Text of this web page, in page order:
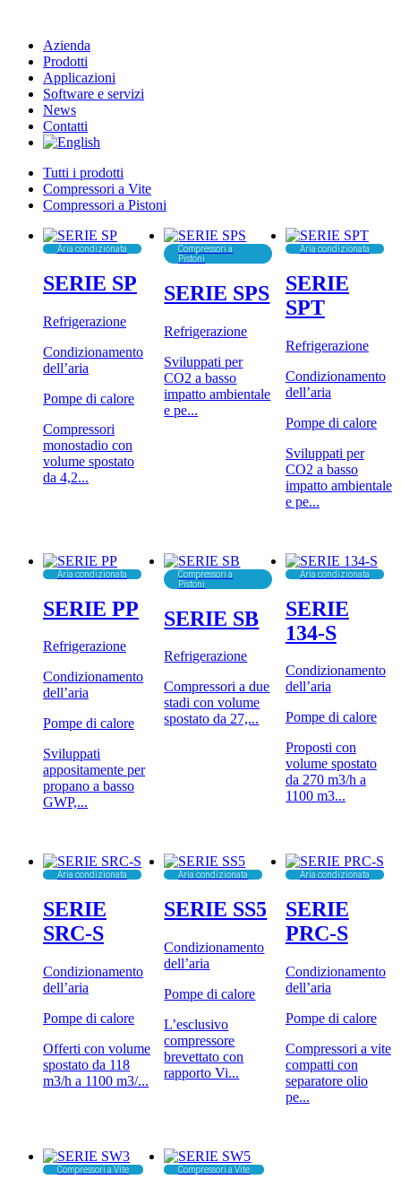
Azienda
Prodotti
Applicazioni
Software e servizi
News
Contatti
Tutti i prodotti
Compressori a Vite
Compressori a Pistoni
Aria condizionata
SERIE SP
Refrigerazione
Condizionamento
dell’aria
Pompe di calore
Compressori
monostadio con
volume spostato
da 4,2...
Compressori a
Pistoni
SERIE SPS
Refrigerazione
Sviluppati per
CO2 a basso
impatto ambientale
e pe...
Aria condizionata
SERIE
SPT
Refrigerazione
Condizionamento
dell’aria
Pompe di calore
Sviluppati per
CO2 a basso
impatto ambientale
e pe...
Aria condizionata
SERIE PP
Refrigerazione
Condizionamento
dell’aria
Pompe di calore
Sviluppati
appositamente per
propano a basso
GWP,...
Compressori a
Pistoni
SERIE SB
Refrigerazione
Compressori a due
stadi con volume
spostato da 27,...
Aria condizionata
SERIE
134-S
Condizionamento
dell’aria
Pompe di calore
Proposti con
volume spostato
da 270 m3/h a
1100 m3...
Aria condizionata
SERIE
SRC-S
Condizionamento
dell’aria
Pompe di calore
Offerti con volume
spostato da 118
m3/h a 1100 m3/...
Aria condizionata
SERIE SS5
Condizionamento
dell’aria
Pompe di calore
L’esclusivo
compressore
brevettato con
rapporto Vi...
Aria condizionata
SERIE
PRC-S
Condizionamento
dell’aria
Pompe di calore
Compressori a vite
compatti con
separatore olio
pe...
Compressori a Vite Compressori a Vite